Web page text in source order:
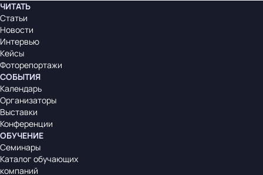
ЧИТАТЬ
Статьи
Новости
Интервью
Кейсы
Фоторепортажи
СОБЫТИЯ
Календарь
Организаторы
Выставки
Конференции
ОБУЧЕНИЕ
Семинары
Каталог обучающих
компаний